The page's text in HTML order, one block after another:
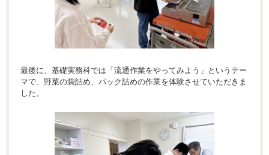
最後に、基礎実務科では「流通作業をやってみよう」というテー
マで、野菜の袋詰め、パック詰めの作業を体験させていただきま
した。